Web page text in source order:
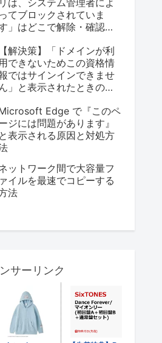
ってブロックされていま
」はどこで解除・確認す
な対処まとめ
【解決策】「ドメインが利
用できないためこの資格情
ではサインインできませ
ん」と表示されたときの対
Edge で『このペ
ジには問題があります』
と表示される原因と対処方
ットワーク間で大容量フ
ァイルを最速でコピーする
法
サーリンク